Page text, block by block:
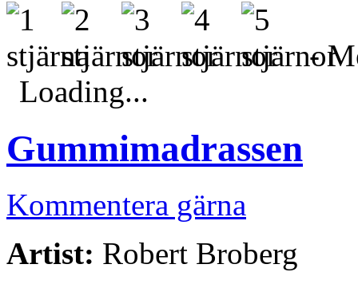
-
Loading...
Gummimadrassen
Kommentera gärna
Artist: Robert Broberg